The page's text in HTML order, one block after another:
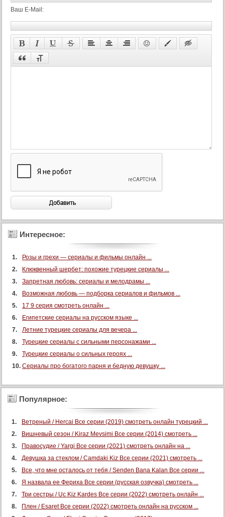
Ваш E-Mail:
Интересное:
Розы и грехи — сериалы и фильмы онлайн ...
Клюквенный шербет: похожие турецкие сериалы ...
Запретная любовь: сериалы и мелодрамы ...
Возможная любовь — подборка сериалов и фильмов ...
17 9 серия смотреть онлайн ...
Египетские сериалы на русском языке ...
Летние турецкие сериалы для вечера ...
Турецкие сериалы с сильными персонажами ...
Турецкие сериалы о сильных героях ...
Сериалы про богатого парня и бедную девушку ...
Популярное:
Ветреный / Hercai Все серии (2019) смотреть онлайн турецкий ...
Вишневый сезон / Kiraz Mevsimi Все серии (2014) смотреть ...
Правосудие / Yargi Все серии (2021) смотреть онлайн на ...
Девушка за стеклом / Camdaki Kiz Все серии (2021) смотреть ...
Все, что мне осталось от тебя / Senden Bana Kalan Все серии ...
Я назвала ее Фериха Все серии (русская озвучка) смотреть ...
Три сестры / Uc Kiz Kardes Все серии (2022) смотреть онлайн ...
Плен / Esaret Все серии (2022) смотреть онлайн на русском ...